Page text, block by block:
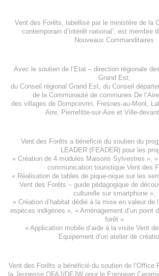
Vent des Forêts, labellisé par le ministère de la
contemporain d’intérêt national’, est membre
Nouveaux Commanditaires
Avec le soutien de l’ Etat – direction régionale
Grand Est,
du Conseil régional Grand Est, du Conseil
de la Communauté de communes De
des villages de Dompcevrin Fresnes-au-Mont
Aire, Pierrefitte-sur-Aireet Ville-
Vent des Forêts a bénéficié du soutien du
LEADER (FEADER) pour les
« Création de 4 modules Maisons Sylvestres », «
communication touristique Vent des
« Réalisation de tables de pique-nique sur les
Vent des Forêts – guide pédagogique de
culturelle sur smartphone »,
« Création d’habitat dédié à la mise en valeur de
espèces indigènes », « Aménagement d’un point
forêt»
« Application mobile d’aide à la visite Vent
Equipement d’un atelier de
Vent des Forêts a bénéficié du soutien de l’Office
la Jeunesse OFAJ/DFJWpour leEuropean